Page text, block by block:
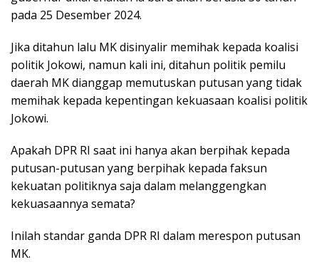
pada 25 Desember 2024.
Jika ditahun lalu MK disinyalir memihak kepada koalisi
politik Jokowi, namun kali ini, ditahun politik pemilu
daerah MK dianggap memutuskan putusan yang tidak
memihak kepada kepentingan kekuasaan koalisi politik
Jokowi.
Apakah DPR RI saat ini hanya akan berpihak kepada
putusan-putusan yang berpihak kepada faksun
kekuatan politiknya saja dalam melanggengkan
kekuasaannya semata?
Inilah standar ganda DPR RI dalam merespon putusan
MK.